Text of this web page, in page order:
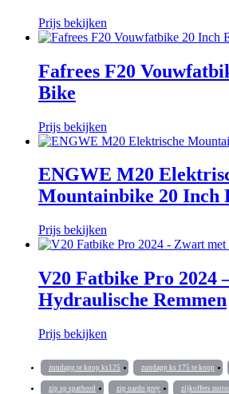
Prijs bekijken
Fafrees F20
Bike
Prijs bekijken
ENGWE M20
Mountainbike 20 Inch
Prijs bekijken
V20 Fatbike Pro 2024
Hydraulische Remmen
Prijs bekijken
zundapp te koop ks125 zundapp ks 175 te koop
zip sp spatbord zip nardo grey zijkoffers